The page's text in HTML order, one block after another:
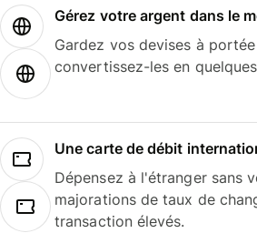
Gérez votre argent dans le
Gardez vos devises à
convertissez-les en
Une carte de débit
Dépensez à l'étranger sans
majorations de taux de
transaction élevés.